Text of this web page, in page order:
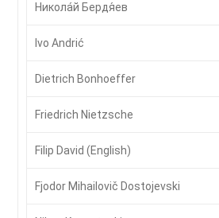
Никола́й Бердя́ев
Ivo Andrić
Dietrich Bonhoeffer
Friedrich Nietzsche
Filip David (English)
Fjodor Mihailovič Dostojevski